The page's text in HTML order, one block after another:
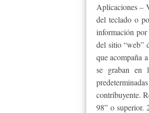
Aplicaciones –
del teclado o
información por
del sitio “web”
que acompaña
se graban en
contribuyente.
98” o superior.